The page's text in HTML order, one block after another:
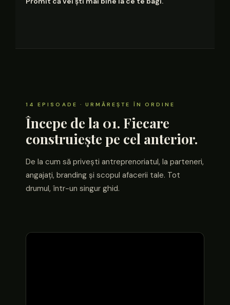
14 EPISOADE · URMĂREȘTE ÎN ORDINE
Începe de la 01. Fiecare
construiește pe cel anterior.
De la cum să privești antreprenoriatul, la parteneri,
angajați, branding și scopul afacerii tale. Tot
drumul, într-un singur ghid.